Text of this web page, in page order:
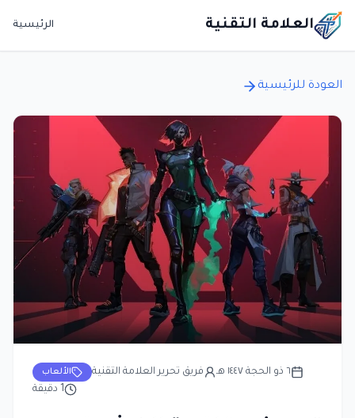
العلامة التقنية الرئيسية
العودة للرئيسية
الألعاب فريق تحرير العلامة التقنية
٦ ذو الحجة ١٤٤٧ هـ
1 دقيقة